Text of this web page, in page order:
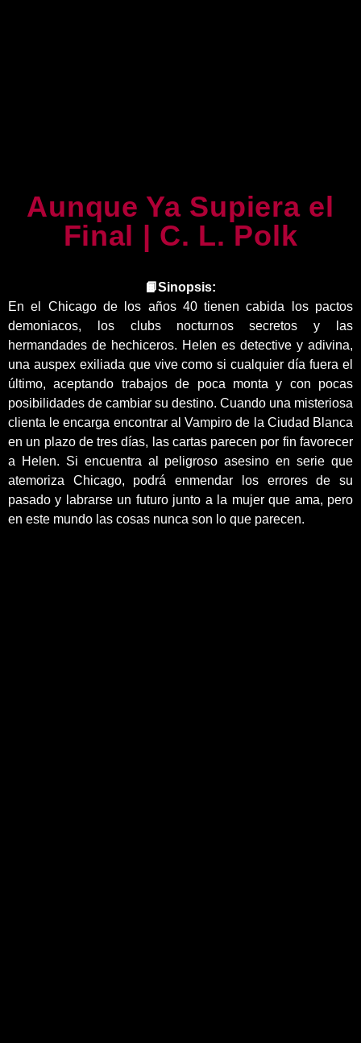
Aunque Ya Supiera el
Final | C. L. Polk
📙Sinopsis:
En el Chicago de los años 40 tienen cabida los pactos
demoniacos, los clubs nocturnos secretos y las
hermandades de hechiceros. Helen es detective y adivina,
una auspex exiliada que vive como si cualquier día fuera el
último, aceptando trabajos de poca monta y con pocas
posibilidades de cambiar su destino. Cuando una misteriosa
clienta le encarga encontrar al Vampiro de la Ciudad Blanca
en un plazo de tres días, las cartas parecen por fin favorecer
a Helen. Si encuentra al peligroso asesino en serie que
atemoriza Chicago, podrá enmendar los errores de su
pasado y labrarse un futuro junto a la mujer que ama, pero
en este mundo las cosas nunca son lo que parecen.